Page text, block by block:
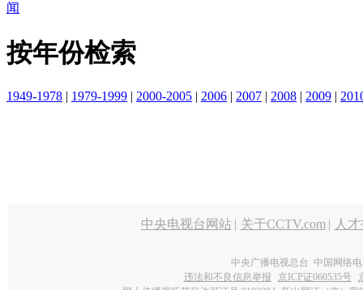
闻
按年份检索
1949-1978 | 1979-1999 | 2000-2005 | 2006 | 2007 | 2008 | 2009 |
中央电视台网站 | 关于CCTV.com | 人
中央广播电视总台 中国网络
违法和不良信息举报
京ICP证060535号